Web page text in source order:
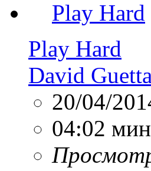
Play Hard
David Guetta
20/04/
04:02 мин